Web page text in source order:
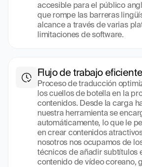
accesible para el público
que rompe las barreras
alcance a través de varias
limitaciones de software.
Flujo de trabajo
Proceso de traducción
los cuellos de botella en la
contenidos. Desde la carga
nuestra herramienta se
automáticamente, lo que le
en crear contenidos
nosotros nos ocupamos de
técnicos de añadir subtítulos
contenido de vídeo coreano,